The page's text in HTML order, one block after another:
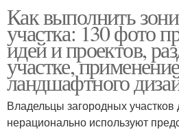
Как выполнить
участка: 130 фото
идей и проектов,
участке, применение
ландшафтного
Владельцы загородных участков
нерационально используют